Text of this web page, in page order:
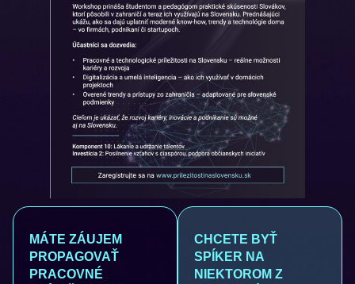
MÁTE ZÁUJEM
PROPAGOVAŤ
PRACOVNÉ
CHCETE BYŤ
SPÍKER NA
NIEKTOROM Z